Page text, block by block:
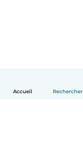
Accueil Rechercher